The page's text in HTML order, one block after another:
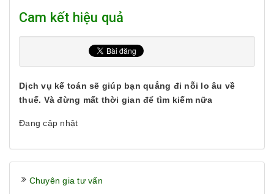
Cam kết hiệu quả
Dịch vụ kế toán sẽ giúp bạn quẳng đi nỗi lo âu về
thuế. Và đừng mất thời gian để tìm kiếm nữa
Đang cập nhật
Chuyên gia tư vấn